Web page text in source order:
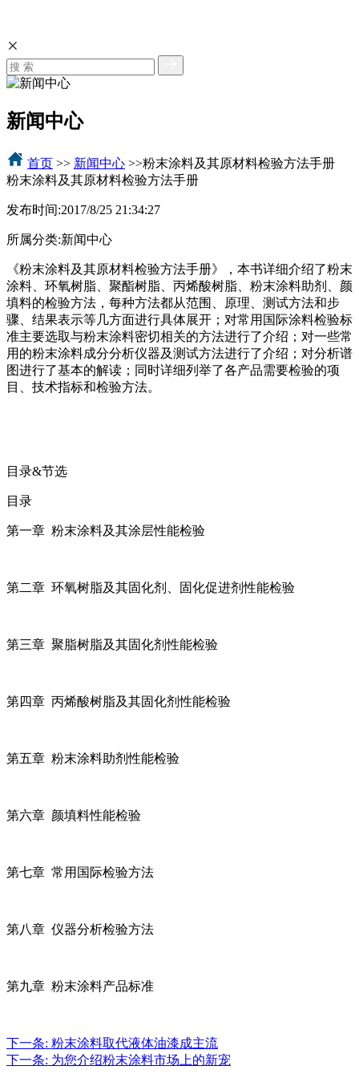
新闻中心
首页 >> 新闻中心 >>粉末涂料及其原材料检验方法手册
粉末涂料及其原材料检验方法手册
发布时间:2017/8/25 21:34:27
所属分类:新闻中心
《粉末涂料及其原材料检验方法手册》，本书详细介绍了粉末
涂料、环氧树脂、聚酯树脂、丙烯酸树脂、粉末涂料助剂、颜
填料的检验方法，每种方法都从范围、原理、测试方法和步
骤、结果表示等几方面进行具体展开；对常用国际涂料检验标
准主要选取与粉末涂料密切相关的方法进行了介绍；对一些常
用的粉末涂料成分分析仪器及测试方法进行了介绍；对分析谱
图进行了基本的解读；同时详细列举了各产品需要检验的项
目、技术指标和检验方法。
目录&节选
目录
第一章 粉末涂料及其涂层性能检验
第二章 环氧树脂及其固化剂、固化促进剂性能检验
第三章 聚脂树脂及其固化剂性能检验
第四章 丙烯酸树脂及其固化剂性能检验
第五章 粉末涂料助剂性能检验
第六章 颜填料性能检验
第七章 常用国际检验方法
第八章 仪器分析检验方法
第九章 粉末涂料产品标准
下一条: 粉末涂料取代液体油漆成主流
下一条: 为您介绍粉末涂料市场上的新宠